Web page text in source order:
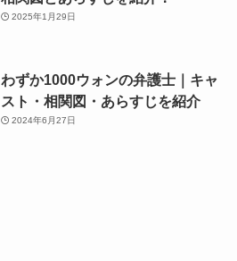
2025年1月29日
わずか1000ウォンの弁護士｜キャ
スト・相関図・あらすじを紹介
2024年6月27日